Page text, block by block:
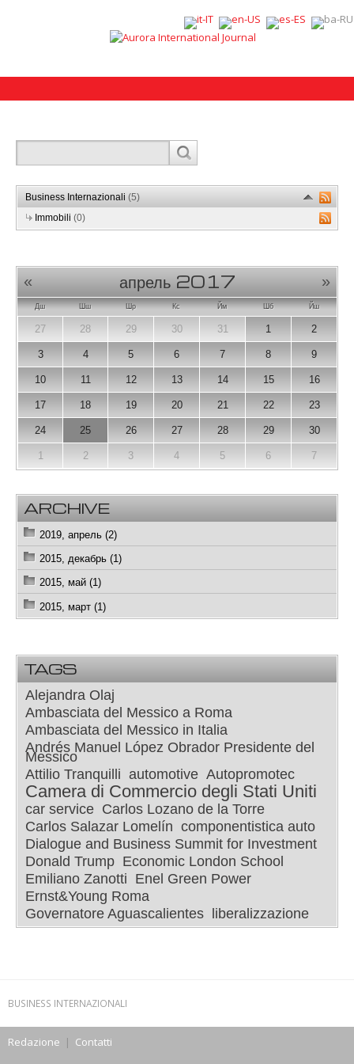
Business Internazionali (5)
Immobili (0)
« апрель 2017 »
Дш Шш Шр Кс Йм Шб Йш
27 28 29 30 31 1 2
3 4 5 6 7 8 9
10 11 12 13 14 15 16
17 18 19 20 21 22 23
24 25 26 27 28 29 30
1 2 3 4 5 6 7
ARCHIVE
2019, апрель (2)
2015, декабрь (1)
2015, май (1)
2015, март (1)
TAGS
Alejandra Olaj
Ambasciata del Messico a Roma
Ambasciata del Messico in Italia
Andrés Manuel López Obrador Presidente del
Messico
Attilio Tranquilli automotive Autopromotec
Camera di Commercio degli Stati Uniti
car service Carlos Lozano de la Torre
Carlos Salazar Lomelín componentistica auto
Dialogue and Business Summit for Investment
Donald Trump Economic London School
Emiliano Zanotti Enel Green Power
Ernst&Young Roma
Governatore Aguascalientes
liberalizzazione
BUSINESS INTERNAZIONALI
Redazione | Contatti